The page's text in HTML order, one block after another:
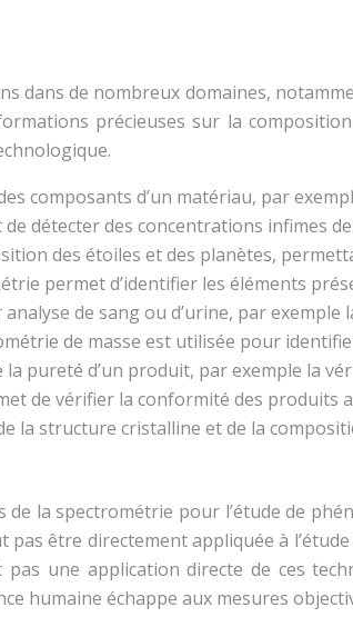
dans de nombreux domaines,
précieuses sur la
composants d’un matériau, par
détecter des concentrations infimes
des étoiles et des planètes,
permet d’identifier les éléments
de sang ou d’urine, par
de masse est utilisée pour
la pureté d’un produit, par exemple la
de vérifier la conformité des produits
la structure cristalline et de la
la spectrométrie pour l’étude de
être directement appliquée à
pas une application directe de ces
humaine échappe aux mesures